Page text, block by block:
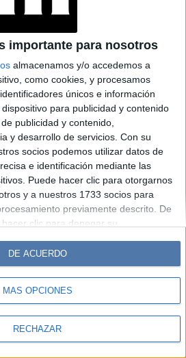
importante para nosotros
almacenamos y/o accedemos a
como cookies, y procesamos
únicos e información
para publicidad y contenido
publicidad y contenido,
y desarrollo de servicios. Con su
socios podemos utilizar datos de
e identificación mediante las
Puede hacer clic para otorgarnos
y a nuestros 1733 socios para
previamente descrito. De
clic para denegar su
antes de otorgar su consentimiento.
procesamiento de sus datos
de su consentimiento, pero usted
tal procesamiento. Sus
su consentimiento en cualquier
MÁS OPCIONES
RECHAZAR
DE ACUERDO
Caras Noticias
Fortuna
Parabrisas
Supercampo
Lunateen Break BATimes
- Todos los derechos reservados
Intelectual: Nro. 5346433